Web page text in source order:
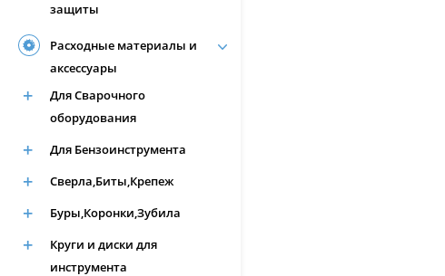
защиты
Расходные материалы и
аксессуары
Для Сварочного
оборудования
Для Бензоинструмента
Сверла,Биты,Крепеж
Буры,Коронки,Зубила
Круги и диски для
инструмента